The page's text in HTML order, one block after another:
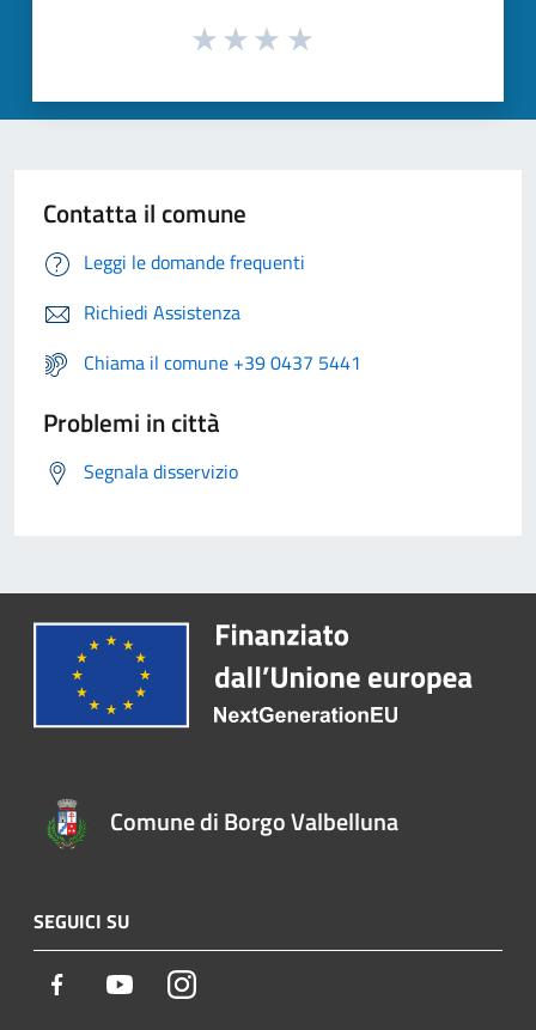
Contatta il comune
Leggi le domande frequenti
Richiedi Assistenza
Chiama il comune +39 0437 5441
Problemi in città
Segnala disservizio
Comune di Borgo Valbelluna
SEGUICI SU
Facebook YoutubeInstagram